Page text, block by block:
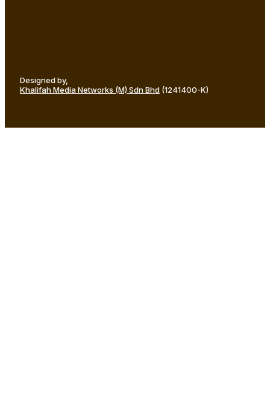
Designed by,
Khalifah Media Networks (M) Sdn Bhd (1241400-K)